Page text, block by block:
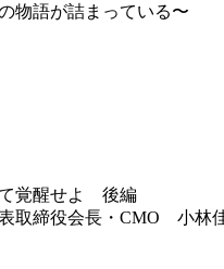
物語が詰まっている〜
覚醒せよ 後編
取締役会長・CMO 小林